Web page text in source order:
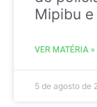
Mipibu
VER MATÉRIA »
5 de agosto de